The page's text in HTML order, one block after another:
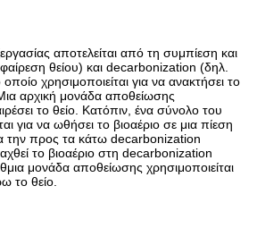
αποτελείται από τη συμπίεση και
θείου) και decarbonization (δηλ.
χρησιμοποιείται για να ανακτήσει το
αρχική μονάδα αποθείωσης
το θείο. Κατόπιν, ένα σύνολο του
για να ωθήσει το βιοαέριο σε μια πίεση
την προς τα κάτω decarbonization
το βιοαέριο στη decarbonization
μονάδα αποθείωσης χρησιμοποιείται
το θείο.